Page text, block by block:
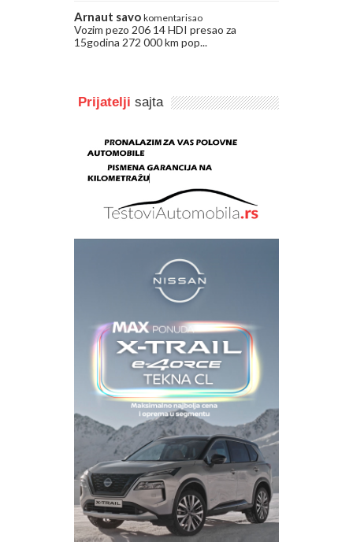
Arnaut savo komentarisao
Vozim pezo 206 14 HDI presao za
15godina 272 000 km pop...
Prijatelji sajta